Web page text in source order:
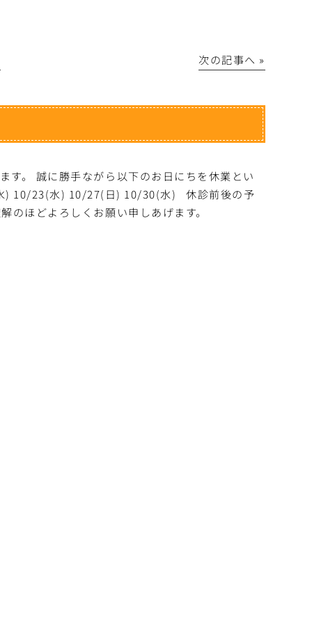
次の記事へ »
す。 誠に勝手ながら以下のお日にちを休業とい
) 10/23(水) 10/27(日) 10/30(水) 休診前後の予
のほどよろしくお願い申しあげます。